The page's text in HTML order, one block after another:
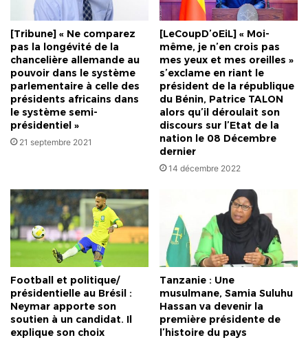
[Tribune] « Ne comparez
pas la longévité de la
chancelière allemande au
pouvoir dans le système
parlementaire à celle des
présidents africains dans
le système semi-
présidentiel »
21 septembre 2021
[LeCoupD’oEiL] « Moi-
même, je n’en crois pas
mes yeux et mes oreilles »
s’exclame en riant le
président de la république
du Bénin, Patrice TALON
alors qu’il déroulait son
discours sur l’Etat de la
nation le 08 Décembre
dernier
14 décembre 2022
Football et politique/
présidentielle au Brésil :
Neymar apporte son
soutien à un candidat. Il
explique son choix
Tanzanie : Une
musulmane, Samia Suluhu
Hassan va devenir la
première présidente de
l’histoire du pays